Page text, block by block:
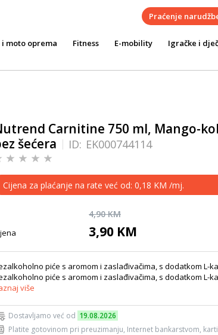
Praćenje
i moto oprema Fitness E-mobility Igračke i
Carnitine 750 ml, Mango-
šećera
ID: EK000744114
Cijena za plaćanje na rate već od: 0,18 KM /mj.
4,90 KM
3,90 KM
piće s aromom i zaslađivačima, s dodatkom L-
piće s aromom i zaslađivačima, s dodatkom L-
više
Dostavljamo već od 19.08.2026
Platite gotovinom pri preuzimanju, Internet bankarstvom,